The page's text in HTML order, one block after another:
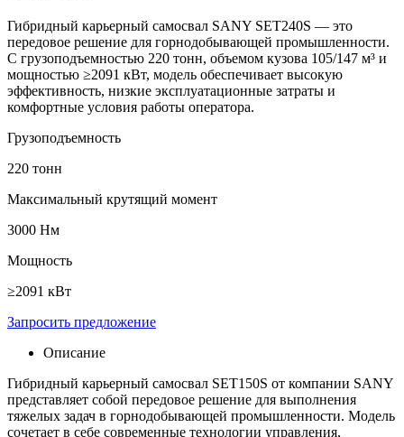
Гибридный карьерный самосвал SANY SET240S — это
передовое решение для горнодобывающей промышленности.
С грузоподъемностью 220 тонн, объемом кузова 105/147 м³ и
мощностью ≥2091 кВт, модель обеспечивает высокую
эффективность, низкие эксплуатационные затраты и
комфортные условия работы оператора.
Грузоподъемность
220 тонн
Максимальный крутящий момент
3000 Нм
Мощность
≥2091 кВт
Запросить предложение
Описание
Гибридный карьерный самосвал SET150S от компании SANY
представляет собой передовое решение для выполнения
тяжелых задач в горнодобывающей промышленности. Модель
сочетает в себе современные технологии управления,